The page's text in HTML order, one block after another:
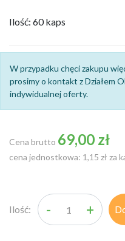
Ilość: 60 kaps
W przypadku chęci zakupu
prosimy o kontakt z Działem
indywidualnej oferty.
Cena brutto 69,00 zł
cena jednostkowa: 1,15 zł za
Ilość: - +